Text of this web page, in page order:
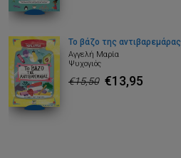
Το βάζο της αντιβαρεμάρας
Αγγελή Μαρία
Ψυχογιός
€15,50 €13,95